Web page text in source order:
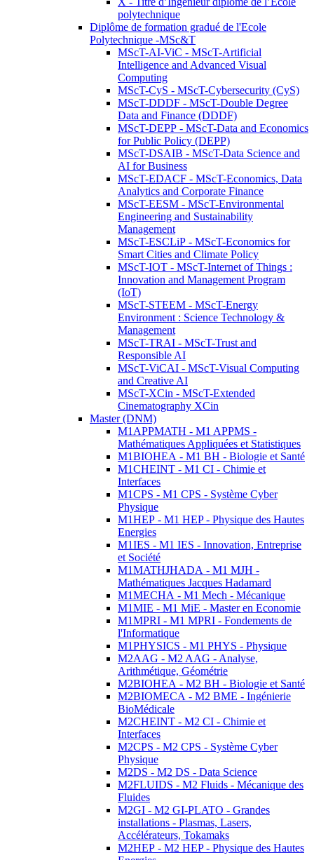
polytechnique
Diplôme de formation gradué de l'Ecole
Polytechnique -MSc&T
MScT-AI-ViC - MScT-Artificial
Intelligence and Advanced Visual
Computing
MScT-CyS - MScT-Cybersecurity (CyS)
MScT-DDDF - MScT-Double Degree
Data and Finance (DDDF)
MScT-DEPP - MScT-Data and Economics
for Public Policy (DEPP)
MScT-DSAIB - MScT-Data Science and
AI for Business
MScT-EDACF - MScT-Economics, Data
Analytics and Corporate Finance
MScT-EESM - MScT-Environmental
Engineering and Sustainability
Management
MScT-ESCLiP - MScT-Economics for
Smart Cities and Climate Policy
MScT-IOT - MScT-Internet of Things :
Innovation and Management Program
(IoT)
MScT-STEEM - MScT-Energy
Environment : Science Technology &
Management
MScT-TRAI - MScT-Trust and
Responsible AI
MScT-ViCAI - MScT-Visual Computing
and Creative AI
MScT-XCin - MScT-Extended
Cinematography XCin
Master (DNM)
M1APPMATH - M1 APPMS -
Mathématiques Appliquées et Statistiques
M1BIOHEA - M1 BH - Biologie et Santé
M1CHEINT - M1 CI - Chimie et
Interfaces
M1CPS - M1 CPS - Système Cyber
Physique
M1HEP - M1 HEP - Physique des Hautes
Energies
M1IES - M1 IES - Innovation, Entreprise
et Société
M1MATHJHADA - M1 MJH -
Mathématiques Jacques Hadamard
M1MECHA - M1 Mech - Mécanique
M1MIE - M1 MiE - Master en Economie
M1MPRI - M1 MPRI - Fondements de
l'Informatique
M1PHYSICS - M1 PHYS - Physique
M2AAG - M2 AAG - Analyse,
Arithmétique, Géométrie
M2BIOHEA - M2 BH - Biologie et Santé
M2BIOMECA - M2 BME - Ingénierie
BioMédicale
M2CHEINT - M2 CI - Chimie et
Interfaces
M2CPS - M2 CPS - Système Cyber
Physique
M2DS - M2 DS - Data Science
M2FLUIDS - M2 Fluids - Mécanique des
Fluides
M2GI - M2 GI-PLATO - Grandes
installations - Plasmas, Lasers,
Accélérateurs, Tokamaks
M2HEP - M2 HEP - Physique des Hautes